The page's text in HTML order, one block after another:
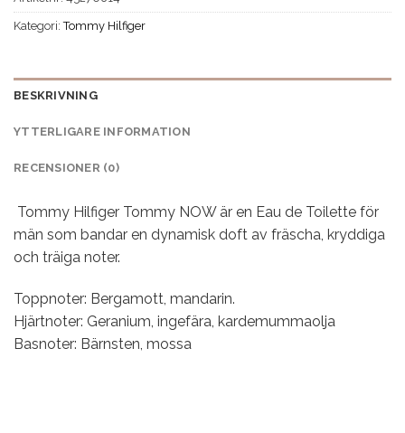
Kategori:Tommy Hilfiger
BESKRIVNING
YTTERLIGARE INFORMATION
RECENSIONER (0)
Tommy Hilfiger Tommy NOW är en Eau de Toilette för
män som bandar en dynamisk doft av fräscha, kryddiga
och träiga noter.
Toppnoter: Bergamott, mandarin.
Hjärtnoter: Geranium, ingefära, kardemummaolja
Basnoter: Bärnsten, mossa